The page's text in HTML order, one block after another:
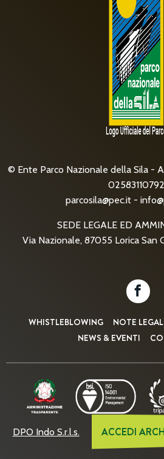
© Ente Parco Nazionale della Sila -
02583110792
parcosila@pec.it-
SEDE LEGALE ED
Via Nazionale, 87055 Lorica San
WHISTLEBLOWING NOTE
NEWS & EVENTI
DPO Indo S.r.l.s. ACCEDI